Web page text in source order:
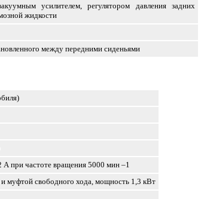
усилителем, регулятором давления задних
жидкости
между передними сиденьями
А при частоте вращения 5000 мин–1
муфтой свободного хода, мощность 1,3 кВт